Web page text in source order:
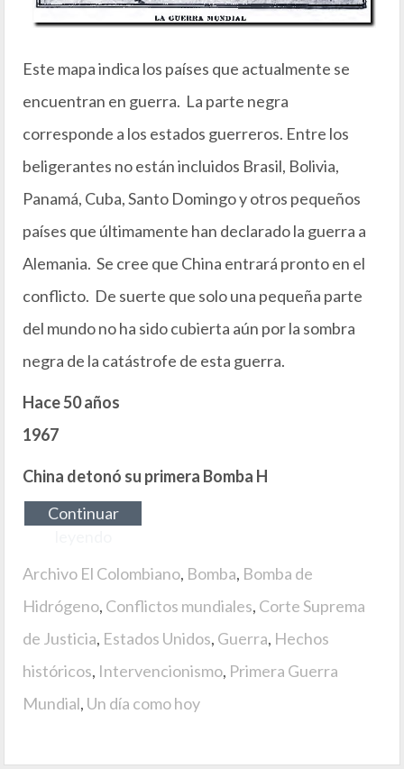
Este mapa indica los países que actualmente se
encuentran en guerra. La parte negra
corresponde a los estados guerreros. Entre los
beligerantes no están incluidos Brasil, Bolivia,
Panamá, Cuba, Santo Domingo y otros pequeños
países que últimamente han declarado la guerra a
Alemania. Se cree que China entrará pronto en el
conflicto. De suerte que solo una pequeña parte
del mundo no ha sido cubierta aún por la sombra
negra de la catástrofe de esta guerra.
Hace 50 años
1967
China detonó su primera Bomba H
Continuar
Archivo El Colombiano, Bomba, Bomba de
Hidrógeno, Conflictos mundiales, Corte Suprema
de Justicia, Estados Unidos, Guerra, Hechos
históricos, Intervencionismo, Primera Guerra
Mundial, Un día como hoy